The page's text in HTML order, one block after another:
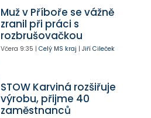
Muž v Příboře se vážně
zranil při práci s
rozbrušovačkou
Včera 9:35 | Celý MS kraj | Jiří Cileček
STOW Karviná rozšiřuje
výrobu, přijme 40
zaměstnanců